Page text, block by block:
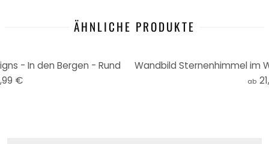
ÄHNLICHE PRODUKTE
- In den Bergen - Rund
€
ab